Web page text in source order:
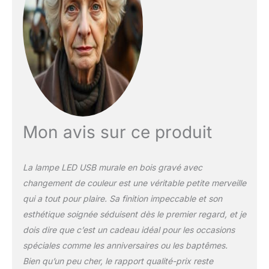
cette décoration murale
unique et faite à la main.
DÉCORATION
D'INTÉRIEURE UNIQUE :
Cette décoration murale
particulièrement
accrocheuse est
chaleureuse pour votre
salon ou votre chambre
à coucher.
ACCROCHER VOTRE
PANNEAU LED
N'IMPORTE OÙ : placez
votre panneau mural en
bois gravé dans la pièce
de votre choix pour
apporter une touche
Mon avis sur ce produit
La lampe LED USB murale en bois gravé avec
changement de couleur est une véritable petite merveille
qui a tout pour plaire. Sa finition impeccable et son
esthétique soignée séduisent dès le premier regard, et je
dois dire que c’est un cadeau idéal pour les occasions
spéciales comme les anniversaires ou les baptêmes.
Bien qu’un peu cher, le rapport qualité-prix reste